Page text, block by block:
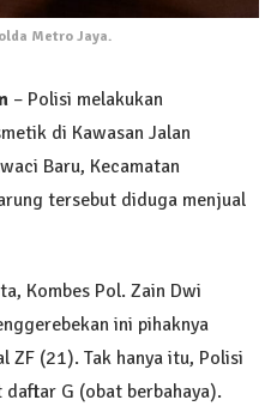
Metro Jaya.
– Polisi melakukan
di Kawasan Jalan
Baru, Kecamatan
tersebut diduga menjual
Kombes Pol. Zain Dwi
ini pihaknya
ZF (21). Tak hanya itu, Polisi
G (obat berbahaya).